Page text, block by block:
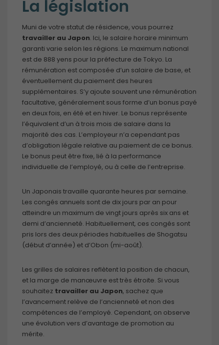
La législation
Muni de votre statut de résidence, vous pourrez
travailler au Japon. Ici, le salaire horaire minimum
garanti varie selon les régions. Le maximum national
est de 888 yens pour la préfecture de Tokyo. La
rémunération est composée d’un salaire de base, et
éventuellement du paiement des heures
supplémentaires. S’y ajoute souvent une rémunération
facultative, généralement sous forme d’un bonus payé
en deux fois, en été et en hiver. Le bonus représente
l’équivalent d’un à trois mois de salaire dans la
majorité des cas. L’employeur n’a cependant pas
d’obligation légale relative au paiement de ce bonus.
Le bonus peut être fixe, lié à la performance
individuelle de l’employé, ou à celle de l’entreprise.
Un Japonais travaille quarante heures par semaine.
Les congés annuels sont de dix jours par an pour
atteindre un maximum de vingt jours après six ans et
demi d’ancienneté. Habituellement, ces congés sont
pris lors des deux périodes habituelles de Shogatsu
(début d’année) et d’Obon (mi-août).
Les grilles de salaires reflètent la position de chacun,
et la marge de manœuvre est très étroite. Si vous
souhaitez travailler au Japon, sachez que
l’avancement relève de l’ancienneté et non des
compétences de l’employé. Cependant, on observe
une évolution vers d’avantage de promotion au
mérite.